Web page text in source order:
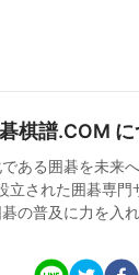
棋譜.COM
ある囲碁を未来
立された囲碁専門
の普及に力を入れ